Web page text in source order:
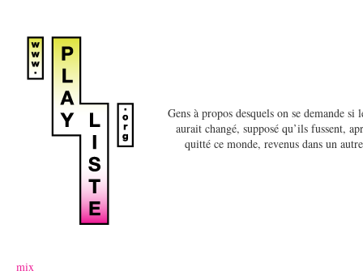
Gens à propos desquels on se demande si
aurait changé, supposé qu’ils fussent,
quitté ce monde, revenus dans un
mix